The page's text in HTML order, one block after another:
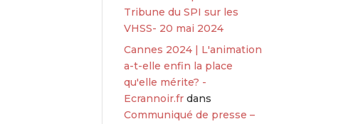
Tribune du SPI sur les
VHSS- 20 mai 2024
Cannes 2024 | L'animation
a-t-elle enfin la place
qu'elle mérite? -
Ecrannoir.fr dans
Communiqué de presse –